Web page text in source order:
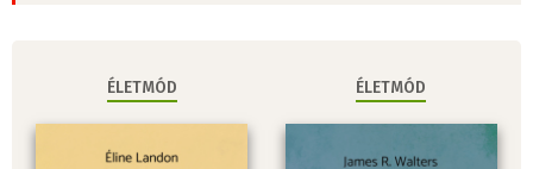
ÉLETMÓD ÉLETMÓD